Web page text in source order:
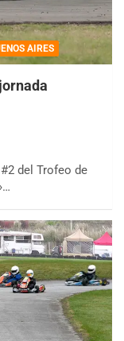
AIRES
del Trofeo de